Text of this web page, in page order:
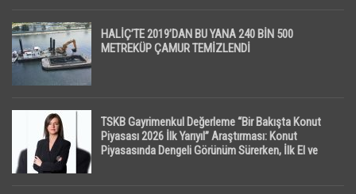
HALİÇ’TE 2019’DAN BU YANA 240 BİN 500
METREKÜP ÇAMUR TEMİZLENDİ
TSKB Gayrimenkul Değerleme “Bir Bakışta Konut
Piyasası 2026 İlk Yarıyıl” Araştırması: Konut
Piyasasında Dengeli Görünüm Sürerken, İlk El ve